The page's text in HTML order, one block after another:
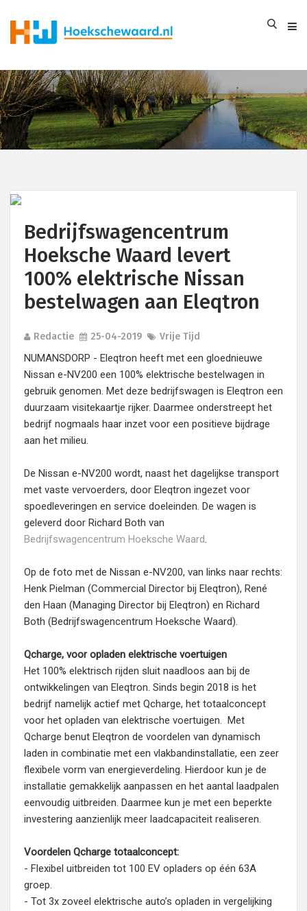
Bedrijfswagencentrum
Hoeksche Waard levert
100% elektrische Nissan
bestelwagen aan Eleqtron
Redactie 25-04-2019 Vrije Tijd
NUMANSDORP - Eleqtron heeft met een gloednieuwe
Nissan e-NV200 een 100% elektrische bestelwagen in
gebruik genomen. Met deze bedrijfswagen is Eleqtron een
duurzaam visitekaartje rijker. Daarmee onderstreept het
bedrijf nogmaals haar inzet voor een positieve bijdrage
aan het milieu.
De Nissan e-NV200 wordt, naast het dagelijkse transport
met vaste vervoerders, door Eleqtron ingezet voor
spoedleveringen en service doeleinden. De wagen is
geleverd door Richard Both van
Bedrijfswagencentrum Hoeksche Waard.
Op de foto met de Nissan e-NV200, van links naar rechts:
Henk Pielman (Commercial Director bij Eleqtron), René
den Haan (Managing Director bij Eleqtron) en Richard
Both (Bedrijfswagencentrum Hoeksche Waard).
Qcharge, voor opladen elektrische voertuigen
Het 100% elektrisch rijden sluit naadloos aan bij de
ontwikkelingen van Eleqtron. Sinds begin 2018 is het
bedrijf namelijk actief met Qcharge, het totaalconcept
voor het opladen van elektrische voertuigen. Met
Qcharge benut Eleqtron de voordelen van dynamisch
laden in combinatie met een vlakbandinstallatie, een zeer
flexibele vorm van energieverdeling. Hierdoor kun je de
installatie gemakkelijk aanpassen en het aantal laadpalen
eenvoudig uitbreiden. Daarmee kun je met een beperkte
investering aanzienlijk meer laadcapaciteit realiseren.
Voordelen Qcharge totaalconcept:
- Flexibel uitbreiden tot 100 EV opladers op één 63A
groep.
- Tot 3x zoveel elektrische auto’s opladen in vergelijking